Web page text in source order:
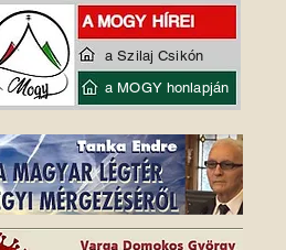
a Szilaj Csikón
a MOGY honlapján